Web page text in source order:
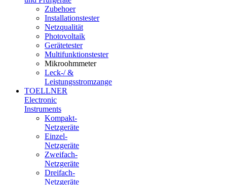
Zubehoer
Installationstester
Netzqualität
Photovoltaik
Gerätetester
Multifunktionstester
Mikroohmmeter
Leck-/ &
Leistungsstromzange
TOELLNER
Electronic
Instruments
Kompakt-
Netzgeräte
Einzel-
Netzgeräte
Zweifach-
Netzgeräte
Dreifach-
Netzgeräte